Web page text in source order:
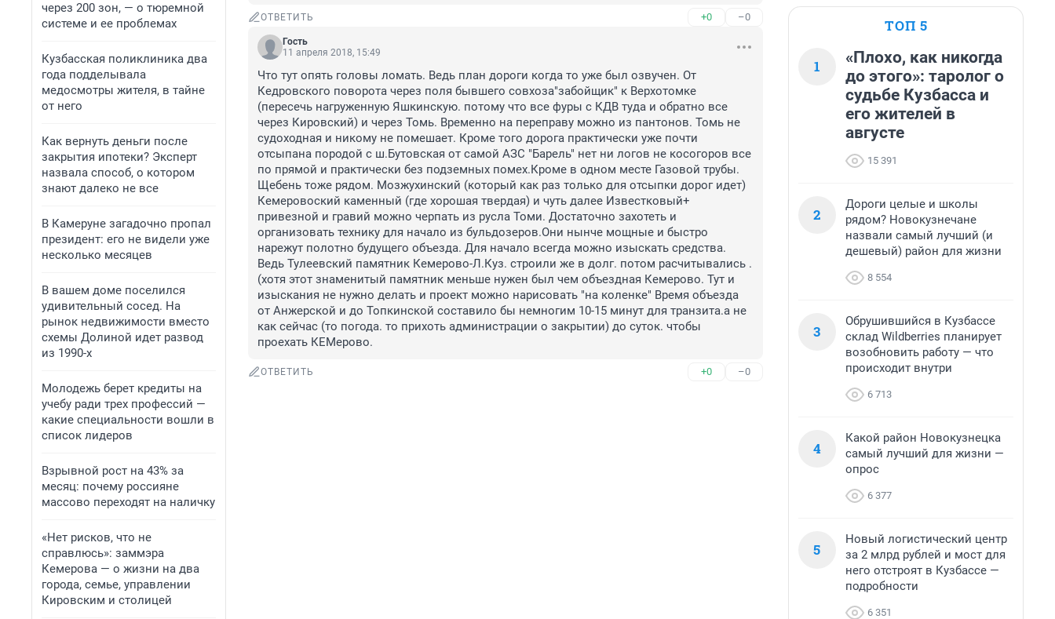
через 200 зон, — о тюремной
системе и ее проблемах
Кузбасская поликлиника два
года подделывала
медосмотры жителя, в тайне
от него
Как вернуть деньги после
закрытия ипотеки? Эксперт
назвала способ, о котором
знают далеко не все
В Камеруне загадочно пропал
президент: его не видели уже
несколько месяцев
В вашем доме поселился
удивительный сосед. На
рынок недвижимости вместо
схемы Долиной идет развод
из 1990-х
Молодежь берет кредиты на
учебу ради трех профессий —
какие специальности вошли в
список лидеров
Взрывной рост на 43% за
месяц: почему россияне
массово переходят на наличку
«Нет рисков, что не
справлюсь»: заммэра
Кемерова — о жизни на два
города, семье, управлении
Кировским и столицей
ОТВЕТИТЬ +0 –0
Гость
11 апреля 2018, 15:49
Что тут опять головы ломать. Ведь план дороги когда то уже был озвучен. От
Кедровского поворота через поля бывшего совхоза"забойщик" к Верхотомке
(пересечь нагруженную Яшкинскую. потому что все фуры с КДВ туда и обратно все
через Кировский) и через Томь. Временно на переправу можно из пантонов. Томь не
судоходная и никому не помешает. Кроме того дорога практически уже почти
отсыпана породой с ш.Бутовская от самой АЗС "Барель" нет ни логов не косогоров все
по прямой и практически без подземных помех.Кроме в одном месте Газовой трубы.
Щебень тоже рядом. Мозжухинский (который как раз только для отсыпки дорог идет)
Кемеровоский каменный (где хорошая твердая) и чуть далее Известковый+
привезной и гравий можно черпать из русла Томи. Достаточно захотеть и
организовать технику для начало из бульдозеров.Они нынче мощные и быстро
нарежут полотно будущего объезда. Для начало всегда можно изыскать средства.
Ведь Тулеевский памятник Кемерово-Л.Куз. строили же в долг. потом расчитывались .
(хотя этот знаменитый памятник меньше нужен был чем объездная Кемерово. Тут и
изыскания не нужно делать и проект можно нарисовать "на коленке" Время объезда
от Анжерской и до Топкинской составило бы немногим 10-15 минут для транзита.а не
как сейчас (то погода. то прихоть администрации о закрытии) до суток. чтобы
проехать КЕМерово.
ОТВЕТИТЬ +0 –0
ТОП 5
1
«Плохо, как никогда
до этого»: таролог о
судьбе Кузбасса и
его жителей в
августе
15 391
2
Дороги целые и школы
рядом? Новокузнечане
назвали самый лучший (и
дешевый) район для жизни
8 554
3
Обрушившийся в Кузбассе
склад Wildberries планирует
возобновить работу — что
происходит внутри
6 713
4
Какой район Новокузнецка
самый лучший для жизни —
опрос
6 377
5
Новый логистический центр
за 2 млрд рублей и мост для
него отстроят в Кузбассе —
подробности
6 351